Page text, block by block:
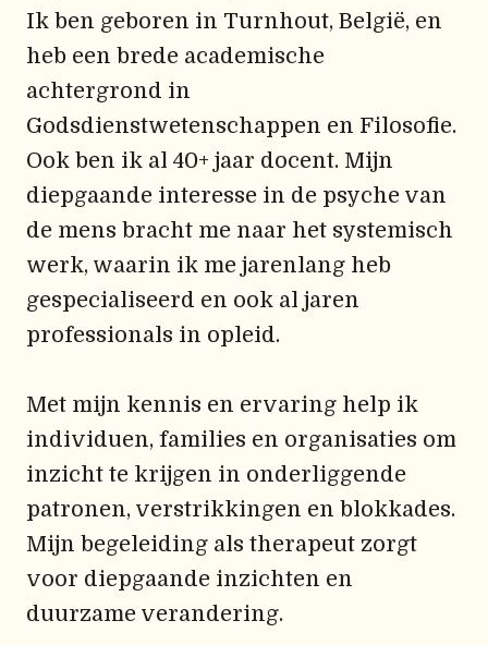
Ik ben geboren in Turnhout, België, en
heb een brede academische
achtergrond in
Godsdienstwetenschappen en Filosofie.
Ook ben ik al 40+ jaar docent. Mijn
diepgaande interesse in de psyche van
de mens bracht me naar het systemisch
werk, waarin ik me jarenlang heb
gespecialiseerd en ook al jaren
professionals in opleid.
Met mijn kennis en ervaring help ik
individuen, families en organisaties om
inzicht te krijgen in onderliggende
patronen, verstrikkingen en blokkades.
Mijn begeleiding als therapeut zorgt
voor diepgaande inzichten en
duurzame verandering.